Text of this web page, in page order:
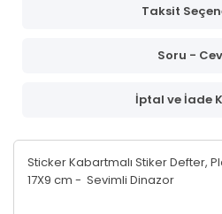
Taksit
Soru -
İptal ve İade
Sticker Kabartmalı Stiker Defter,
17X9 cm - Sevimli Dinazor